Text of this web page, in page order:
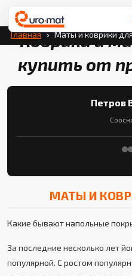
Перейти к содержимому
Главная Маты и коврики
Коврики и
купить от
Петров
МАТЫ И
Какие бывают напольные
За последние несколько лет
популярной. С ростом